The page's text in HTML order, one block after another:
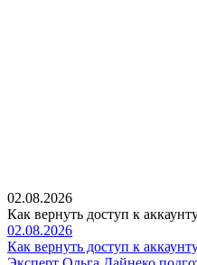
02.08.2026
Как вернуть доступ к
02.08.2026
Как вернуть доступ к